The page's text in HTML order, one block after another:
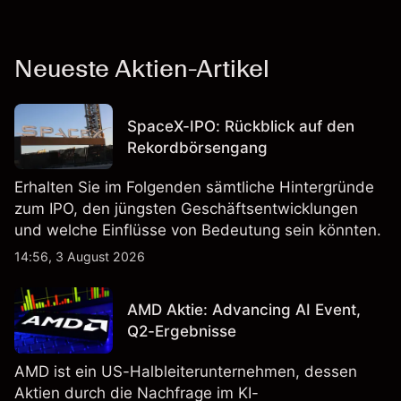
Neueste Aktien-Artikel
SpaceX-IPO: Rückblick auf den
Rekordbörsengang
Erhalten Sie im Folgenden sämtliche Hintergründe
zum IPO, den jüngsten Geschäftsentwicklungen
und welche Einflüsse von Bedeutung sein könnten.
14:56, 3 August 2026
AMD Aktie: Advancing AI Event,
Q2-Ergebnisse
AMD ist ein US-Halbleiterunternehmen, dessen
Aktien durch die Nachfrage im KI-